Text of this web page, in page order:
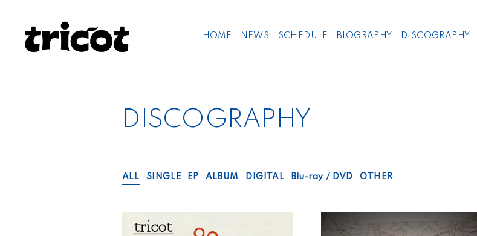
HOME NEWS SCHEDULE BIOGRAPHY DISCOGRAPHY
DISCOGRAPHY
ALL SINGLE EP ALBUM DIGITAL Blu-ray / DVD OTHER